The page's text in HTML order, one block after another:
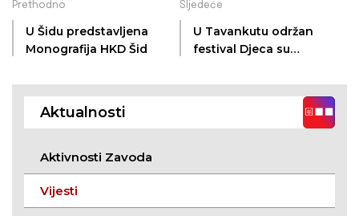
Prethodno
U Šidu predstavljena
Monografija HKD Šid
Sljedeće
U Tavankutu održan
festival Djeca su
Aktualnosti
Aktivnosti Zavoda
Vijesti